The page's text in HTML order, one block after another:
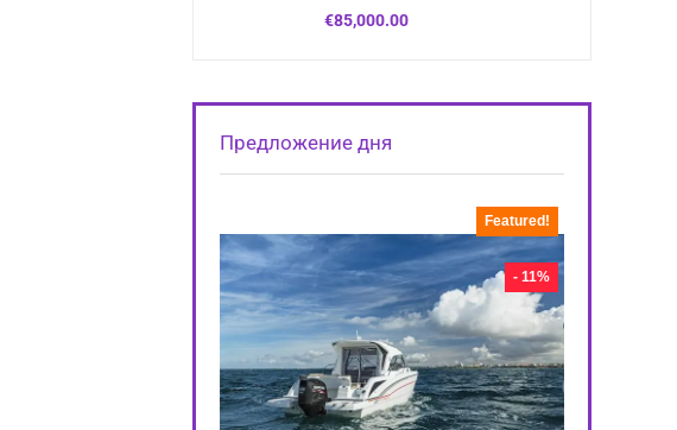
€85,000.00
Предложение дня
Featured!
- 11%